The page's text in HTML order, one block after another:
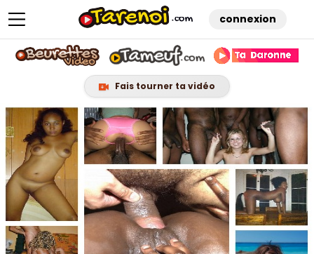
Skip
to
content
connexion
Fais tourner ta vidéo